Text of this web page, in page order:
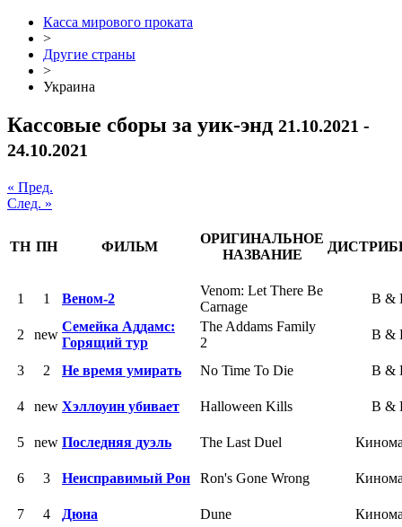
Касса мирового проката
>
Другие страны
>
Украина
Кассовые сборы за уик-энд 21.10.2021 -
24.10.2021
« Пред.
След. »
ТН ПН ФИЛЬМ
ОРИГИНАЛЬНОЕ
НАЗВАНИЕ
1 1 Веном-2
Venom: Let There Be
Carnage
B &
2 new
Семейка Аддамс:
Горящий тур
The Addams Family
2
B &
3 2 Не время умирать No Time To Die B &
4 new Хэллоуин убивает Halloween Kills B &
5 new Последняя дуэль The Last Duel
6 3 Неисправимый Рон Ron's Gone Wrong
7 4 Дюна Dune